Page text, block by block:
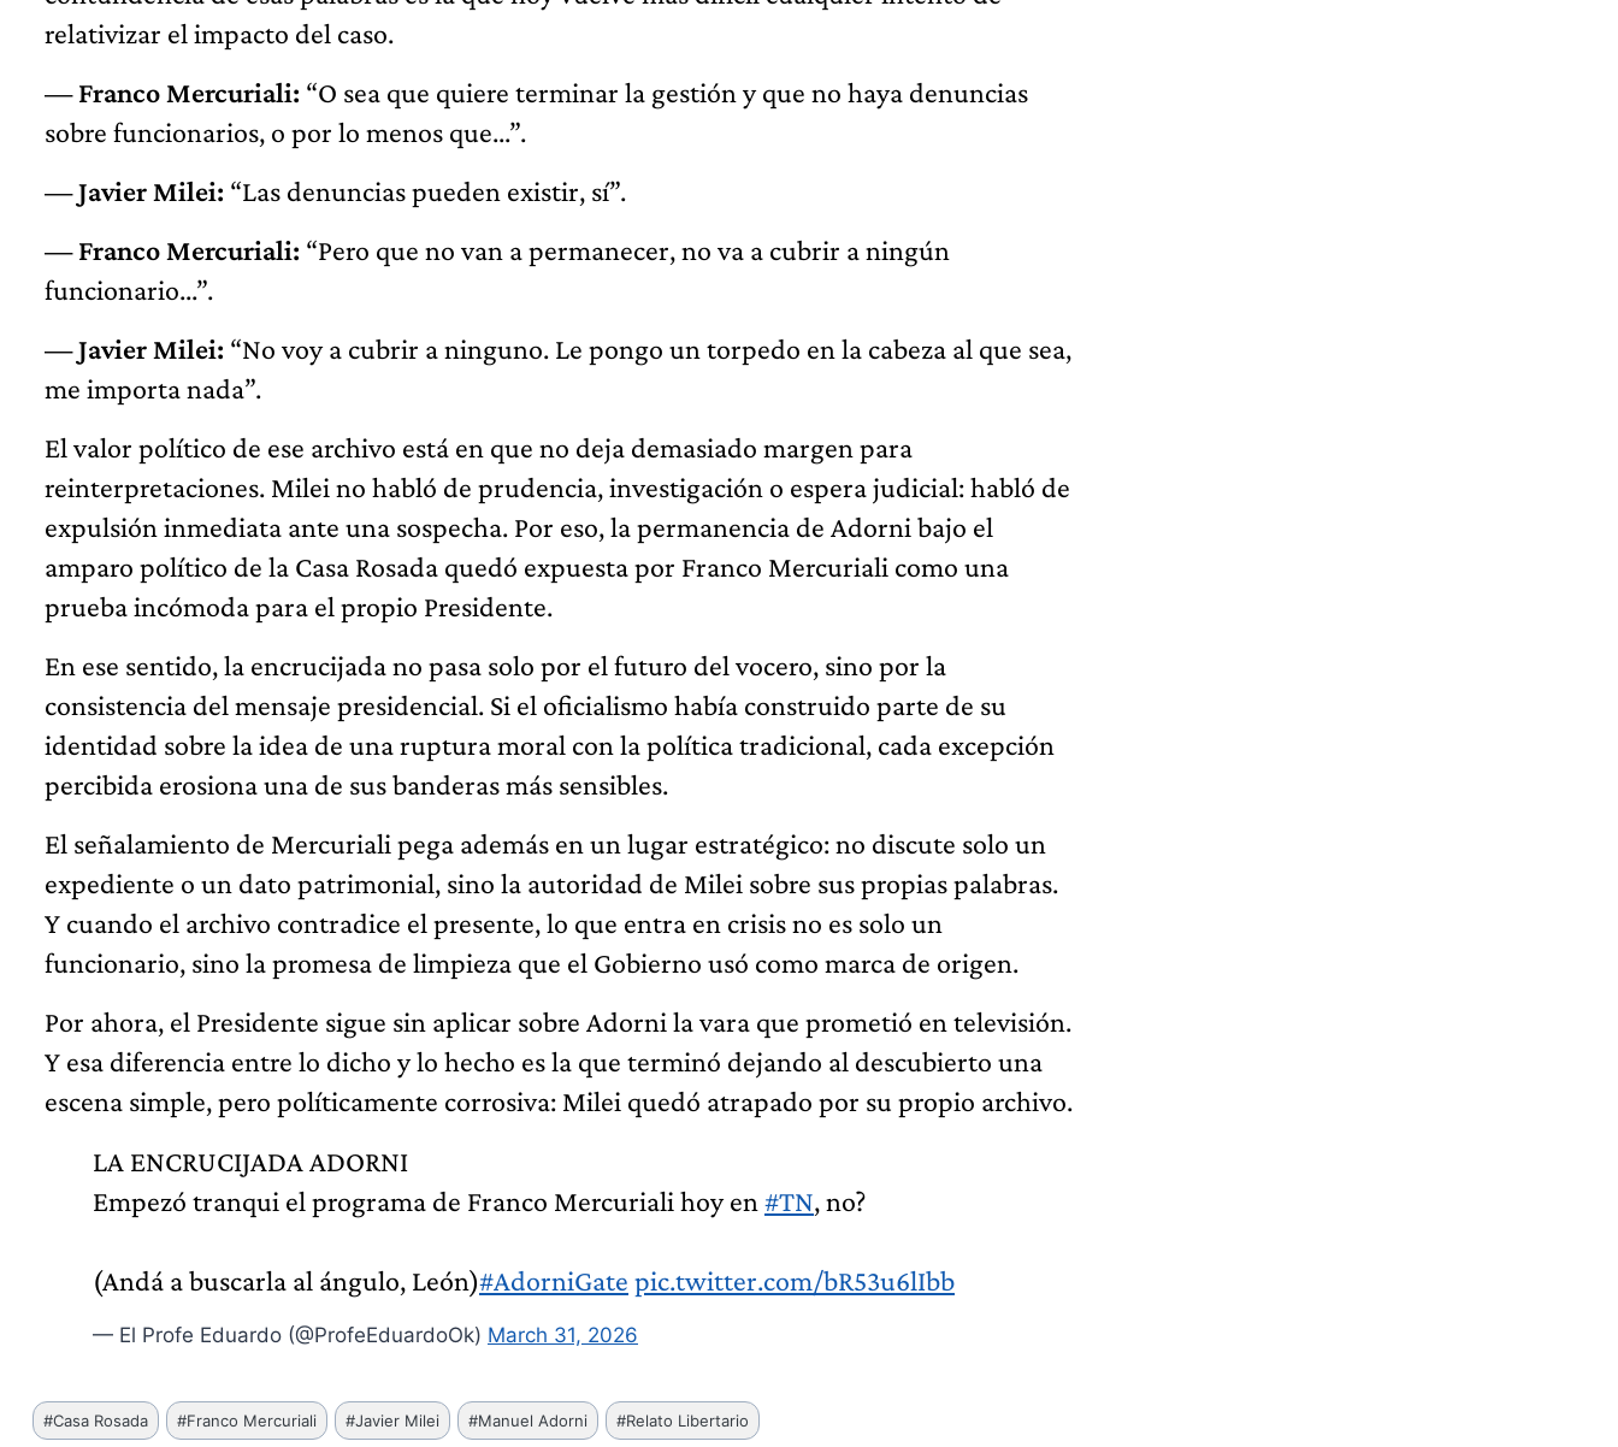
relativizar el impacto del caso.
— Franco Mercuriali: “O sea que quiere terminar la gestión y que no haya denuncias
sobre funcionarios, o por lo menos que...”.
— Javier Milei: “Las denuncias pueden existir, sí”.
— Franco Mercuriali: “Pero que no van a permanecer, no va a cubrir a ningún
funcionario...”.
— Javier Milei: “No voy a cubrir a ninguno. Le pongo un torpedo en la cabeza al que sea,
me importa nada”.
El valor político de ese archivo está en que no deja demasiado margen para
reinterpretaciones. Milei no habló de prudencia, investigación o espera judicial: habló de
expulsión inmediata ante una sospecha. Por eso, la permanencia de Adorni bajo el
amparo político de la Casa Rosada quedó expuesta por Franco Mercuriali como una
prueba incómoda para el propio Presidente.
En ese sentido, la encrucijada no pasa solo por el futuro del vocero, sino por la
consistencia del mensaje presidencial. Si el oficialismo había construido parte de su
identidad sobre la idea de una ruptura moral con la política tradicional, cada excepción
percibida erosiona una de sus banderas más sensibles.
El señalamiento de Mercuriali pega además en un lugar estratégico: no discute solo un
expediente o un dato patrimonial, sino la autoridad de Milei sobre sus propias palabras.
Y cuando el archivo contradice el presente, lo que entra en crisis no es solo un
funcionario, sino la promesa de limpieza que el Gobierno usó como marca de origen.
Por ahora, el Presidente sigue sin aplicar sobre Adorni la vara que prometió en televisión.
Y esa diferencia entre lo dicho y lo hecho es la que terminó dejando al descubierto una
escena simple, pero políticamente corrosiva: Milei quedó atrapado por su propio archivo.
LA ENCRUCIJADA ADORNI
Empezó tranqui el programa de Franco Mercuriali hoy en #TN, no?
(Andá a buscarla al ángulo, León)#AdorniGate pic.twitter.com/bR53u6lIbb
— El Profe Eduardo (@ProfeEduardoOk) March 31, 2026
Etiquetas
de
#Casa Rosada #Franco Mercuriali #Javier Milei #Manuel Adorni #Relato Libertario